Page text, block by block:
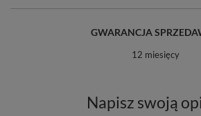
GWARANCJA
12 miesięcy
Napisz swoją